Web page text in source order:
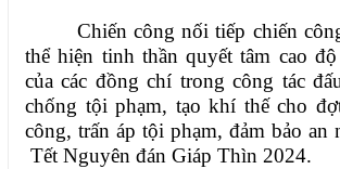
Chiến công nối tiếp chiến
thể hiện tinh thần quyết tâm cao
của các đồng chí trong công tác
chống tội phạm, tạo khí thế cho
công, trấn áp tội phạm, đảm bảo an
Tết Nguyên đán Giáp Thìn 2024.